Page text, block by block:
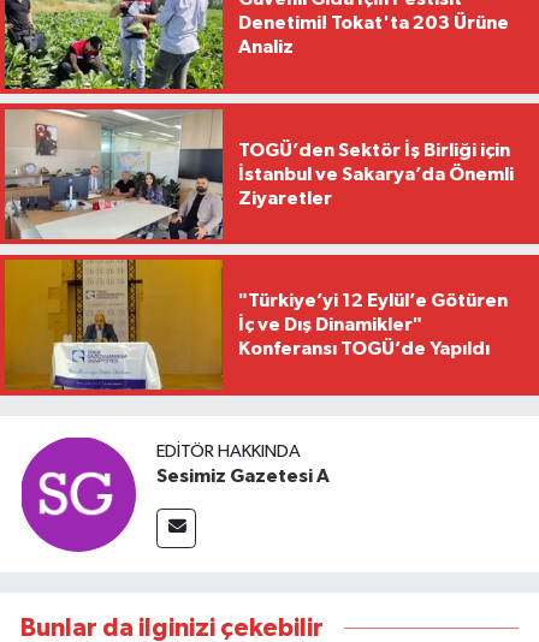
Denetimi! Tokat'ta 203 Ürüne
Analiz
TOGÜ’den Sektör İş Birliği için
İstanbul ve Sakarya’da Önemli
Ziyaretler
"Türkiye’yi 12 Eylül’e Götüren
İç ve Dış Dinamikler"
Konferansı TOGÜ’de Yapıldı
EDITÖR HAKKINDA
Sesimiz Gazetesi A
Bunlar da ilginizi çekebilir